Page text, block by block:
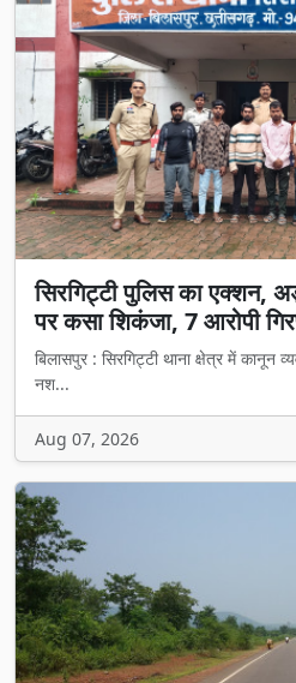
सिरगिट्टी पुलिस का एक्शन,
पर कसा शिकंजा, 7 आरोपी
बिलासपुर : सिरगिट्टी थाना क्षेत्र में
नश...
Aug 07, 2026